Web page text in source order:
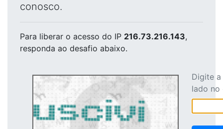
conosco.
Para liberar o acesso do IP 216.73.216.143,
responda ao desafio abaixo.
Digite
lado no